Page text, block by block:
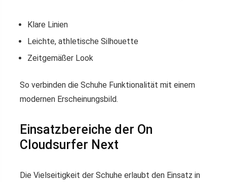
Klare Linien
Leichte, athletische Silhouette
Zeitgemäßer Look
So verbinden die Schuhe Funktionalität mit einem
modernen Erscheinungsbild.
Einsatzbereiche der On
Cloudsurfer Next
Die Vielseitigkeit der Schuhe erlaubt den Einsatz in